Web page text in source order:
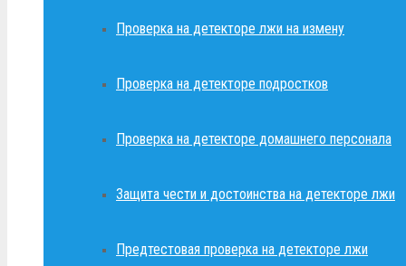
Проверка на детекторе лжи на измену
Проверка на детекторе подростков
Проверка на детекторе домашнего персонала
Защита чести и достоинства на детекторе лжи
Предтестовая проверка на детекторе лжи